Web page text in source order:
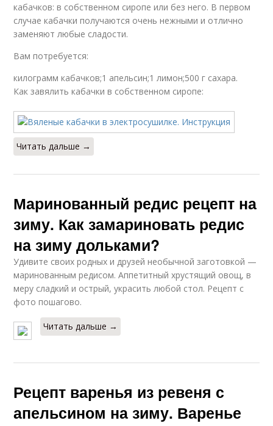
кабачков: в собственном сиропе или без него. В первом
случае кабачки получаются очень нежными и отлично
заменяют любые сладости.
Вам потребуется:
килограмм кабачков;1 апельсин;1 лимон;500 г сахара.
Как завялить кабачки в собственном сиропе:
Читать дальше →
Маринованный редис рецепт на
зиму. Как замариновать редис
на зиму дольками?
Удивите своих родных и друзей необычной заготовкой —
маринованным редисом. Аппетитный хрустящий овощ, в
меру сладкий и острый, украсить любой стол. Рецепт с
фото пошагово.
Читать дальше →
Рецепт варенья из ревеня с
апельсином на зиму. Варенье